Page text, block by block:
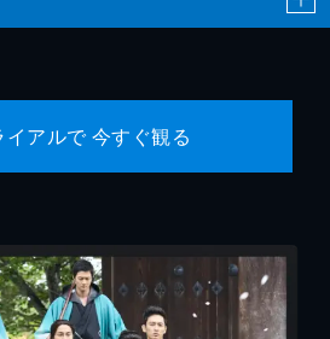
アルで 今すぐ観る